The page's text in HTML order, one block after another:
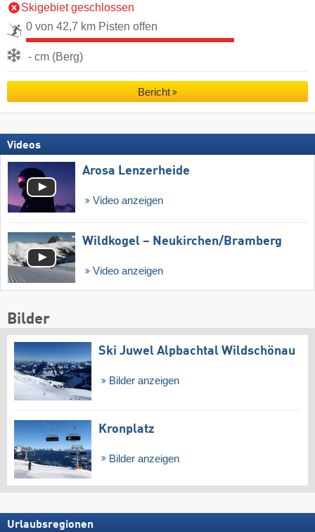
Skigebiet geschlossen
0 von 42,7 km Pisten offen
- cm (Berg)
Bericht
Videos
Arosa Lenzerheide
Video anzeigen
Wildkogel – Neukirchen/​Bramberg
Video anzeigen
Bilder
Ski Juwel Alpbachtal Wildschönau
Bilder anzeigen
Kronplatz
Bilder anzeigen
Urlaubsregionen